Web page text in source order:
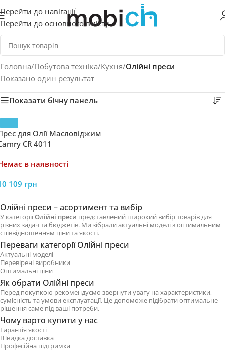
Перейти до навігації
Перейти до основного вмісту
Головна/Побутова техніка/Кухня/Олійні преси
Показано один результат
Показати бічну панель
для Олії Масловіджим
CR 4011
в наявності
109 грн
Олійні преси – асортимент та вибір
У категоріїОлійні преси представлений широкий вибір товарів для
різних задач та бюджетів. Ми зібрали актуальні моделі з оптимальним
співвідношенням ціни та якості.
Переваги категорії Олійні преси
Актуальні моделі
Перевірені виробники
Оптимальні ціни
Як обрати Олійні преси
Перед покупкою рекомендуємо звернути увагу на характеристики,
сумісність та умови експлуатації. Це допоможе підібрати оптимальне
рішення саме під ваші потреби.
Чому варто купити у нас
Гарантія якості
Швидка доставка
Професійна підтримка